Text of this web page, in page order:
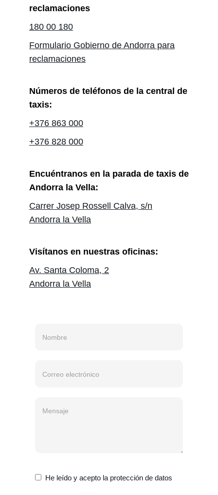
reclamaciones
180 00 180
Formulario Gobierno de Andorra para
reclamaciones
Números de teléfonos de la central de
taxis:
+376 863 000
+376 828 000
Encuéntranos en la parada de taxis de
Andorra la Vella:
Carrer Josep Rossell Calva, s/n
Andorra la Vella
Visítanos en nuestras oficinas:
Av. Santa Coloma, 2
Andorra la Vella
He leído y acepto la protección de datos